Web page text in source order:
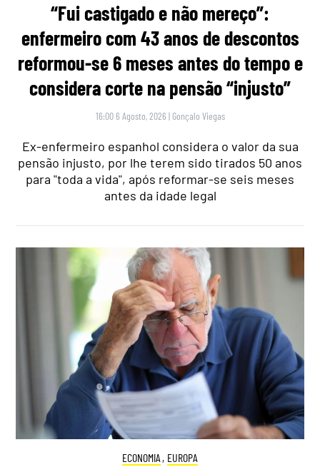
“Fui castigado e não mereço”:
enfermeiro com 43 anos de descontos
reformou-se 6 meses antes do tempo e
considera corte na pensão “injusto”
16:00 6 Agosto, 2026 | Gonçalo Viegas
Ex-enfermeiro espanhol considera o valor da sua
pensão injusto, por lhe terem sido tirados 50 anos
para "toda a vida", após reformar-se seis meses
antes da idade legal
ECONOMIA , EUROPA